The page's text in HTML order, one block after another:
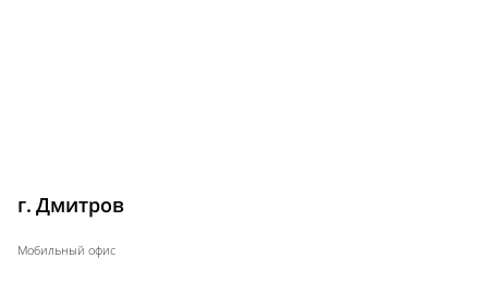
г. Дмитров
Мобильный офис